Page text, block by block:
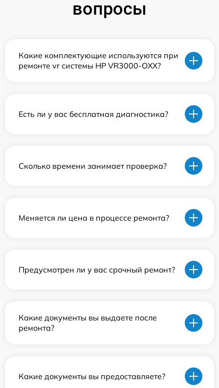
вопросы
Какие комплектующие используются при
ремонте vr системы HP VR3000-OXX?
Есть ли у вас бесплатная диагностика?
Сколько времени занимает проверка?
Меняется ли цена в процессе ремонта?
Предусмотрен ли у вас срочный ремонт?
Какие документы вы выдаете после
ремонта?
Какие документы вы предоставляете?